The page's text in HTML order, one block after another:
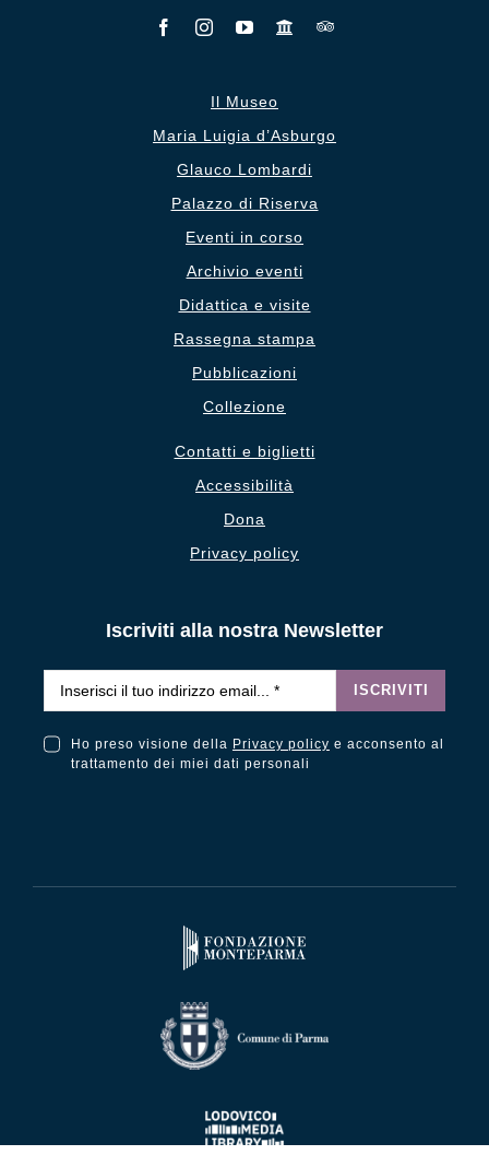
Il Museo
Maria Luigia d’Asburgo
Glauco Lombardi
Palazzo di Riserva
Eventi in corso
Archivio eventi
Didattica e visite
Rassegna stampa
Pubblicazioni
Collezione
Contatti e biglietti
Accessibilità
Dona
Privacy policy
Iscriviti alla nostra Newsletter
ISCRIVITI
Ho preso visione della Privacy policy e acconsento al
trattamento dei miei dati personali